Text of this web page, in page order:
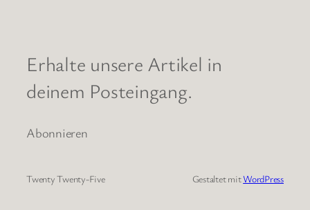
Erhalte unsere Artikel in
deinem Posteingang.
Abonnieren
Twenty Twenty-Five Gestaltet mitWordPress